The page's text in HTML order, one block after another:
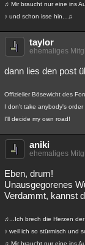
♫ Mir braucht nur eine ins
♪ und schon isse hin...♫
taylor
ehemaliges
dann lies den post
Offizieller Bösewicht des
I don't take anybody's order
I'll decide my own road!
aniki
ehemaliges
Eben, drum!
Unausgegorenes
Verdammt, kannst
♫...Ich brech die Herzen der
♪ weil ich so stürmisch und
♫ Mir braucht nur eine ins